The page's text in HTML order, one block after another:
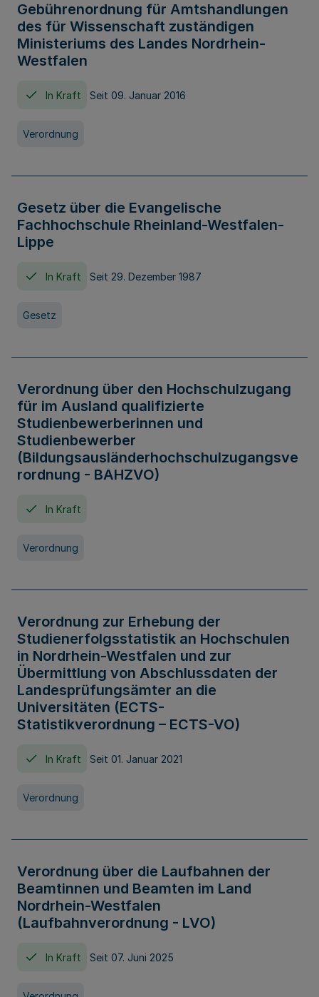
Gebührenordnung für Amtshandlungen
des für Wissenschaft zuständigen
Ministeriums des Landes Nordrhein-
Westfalen
In Kraft Seit 09. Januar 2016
Verordnung
Gesetz über die Evangelische
Fachhochschule Rheinland-Westfalen-
Lippe
In Kraft Seit 29. Dezember 1987
Gesetz
Verordnung über den Hochschulzugang
für im Ausland qualifizierte
Studienbewerberinnen und
Studienbewerber
(Bildungsausländerhochschulzugangsve
rordnung - BAHZVO)
In Kraft
Verordnung
Verordnung zur Erhebung der
Studienerfolgsstatistik an Hochschulen
in Nordrhein-Westfalen und zur
Übermittlung von Abschlussdaten der
Landesprüfungsämter an die
Universitäten (ECTS-
Statistikverordnung – ECTS-VO)
In Kraft Seit 01. Januar 2021
Verordnung
Verordnung über die Laufbahnen der
Beamtinnen und Beamten im Land
Nordrhein-Westfalen
(Laufbahnverordnung - LVO)
In Kraft Seit 07. Juni 2025